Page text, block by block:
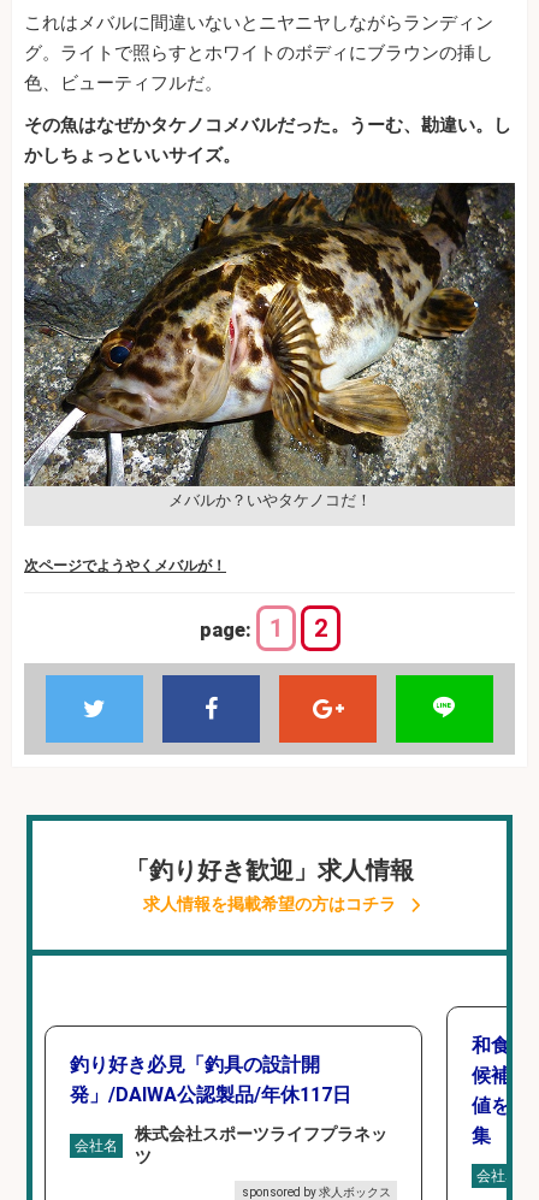
これはメバルに間違いないとニヤニヤしながらランディン
グ。ライトで照らすとホワイトのボディにブラウンの挿し
色、ビューティフルだ。
その魚はなぜかタケノコメバルだった。うーむ、勘違い。し
かしちょっといいサイズ。
メバルか？いやタケノコだ！
次ページでようやくメバルが！
page: 1 2
「釣り好き歓迎」求人情報
求人情報を掲載希望の方はコチラ
釣り好き必見「釣具の設計開
発」/DAIWA公認製品/年休117日
会社名
株式会社スポーツライフプラネッ
ツ
sponsored by 求人ボックス
和食,
候補/
値を上
集
会社名